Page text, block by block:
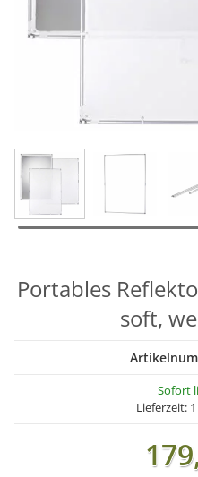
Portables
soft,
Sofort
Lieferzeit: